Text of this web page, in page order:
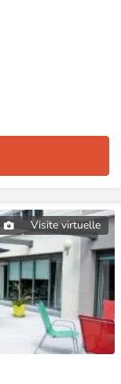
Visite virtuelle